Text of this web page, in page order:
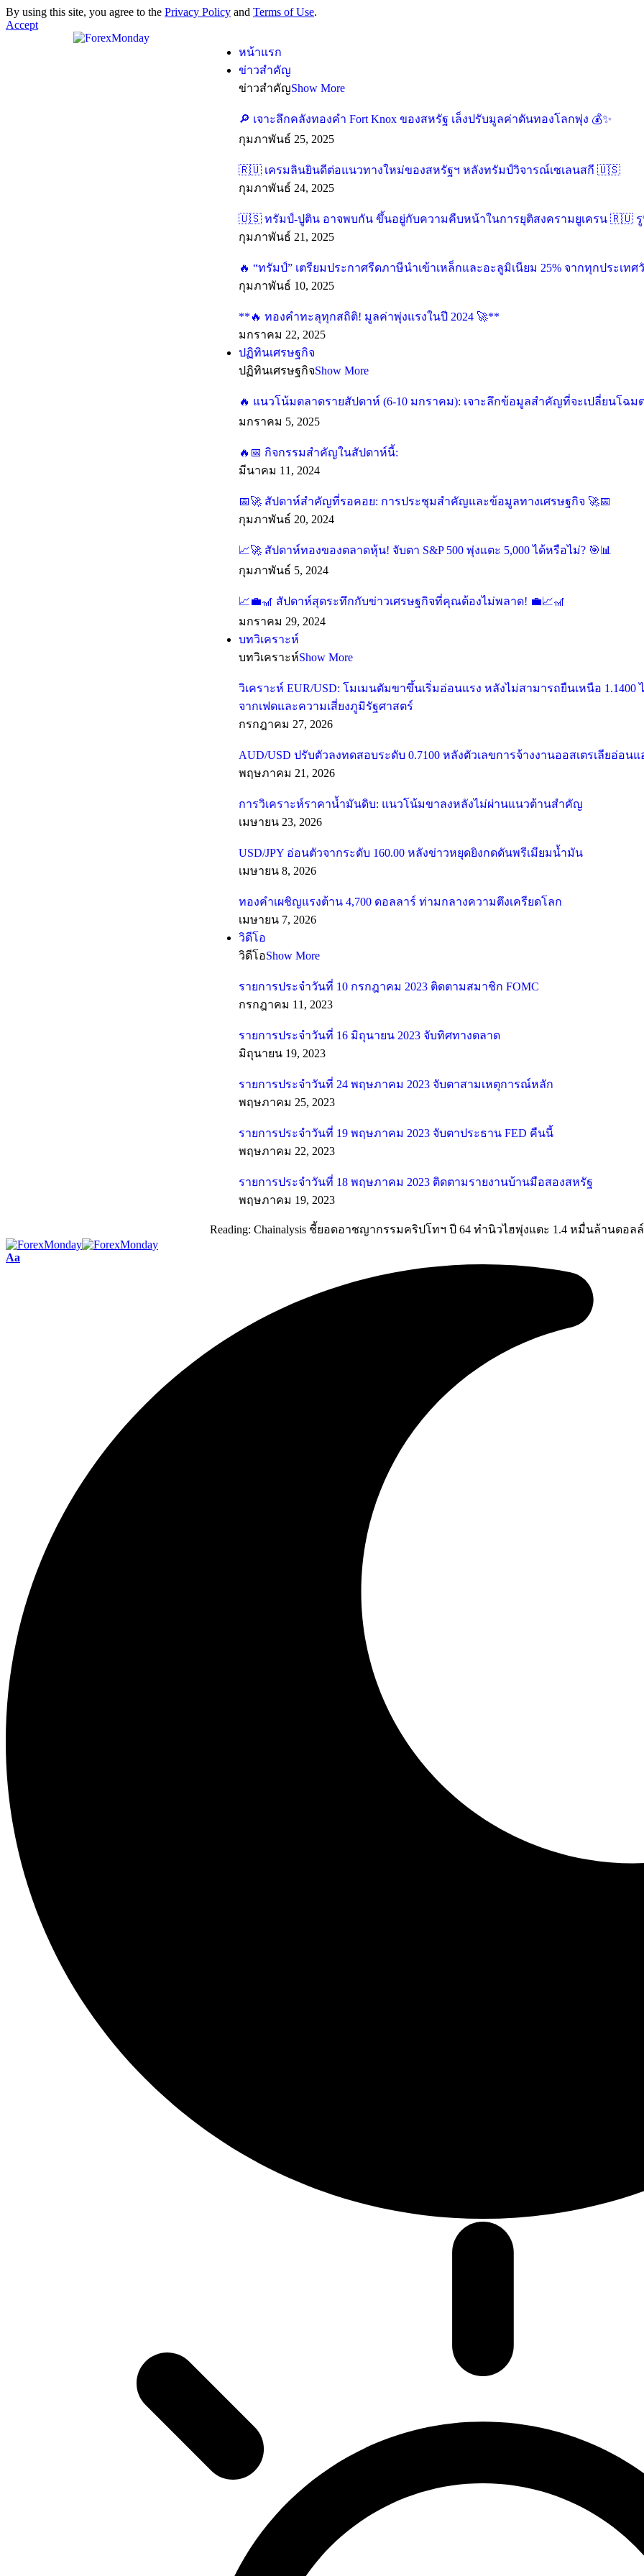
By using this site, you agree to the Privacy Policy and Terms of Use.
Accept
หน้าแรก
ข่าวสำคัญ
ข่าวสำคัญShow More
🔎 เจาะลึกคลังทองคำ Fort Knox ของสหรัฐ เล็งปรับมูลค่าดันทองโลกพุ่ง 💰✨
กุมภาพันธ์ 25, 2025
🇷🇺 เครมลินยินดีต่อแนวทางใหม่ของสหรัฐฯ หลังทรัมป์วิจารณ์เซเลนสกี 🇺🇸
กุมภาพันธ์ 24, 2025
🇺🇸 ทรัมป์-ปูติน อาจพบกัน ขึ้นอยู่กับความคืบหน้าในการยุติสงครามยูเครน 🇷🇺 รู
กุมภาพันธ์ 21, 2025
🔥 “ทรัมป์” เตรียมประกาศรีดภาษีนำเข้าเหล็กและอะลูมิเนียม 25% จากทุกประเท
กุมภาพันธ์ 10, 2025
**🔥 ทองคำทะลุทุกสถิติ! มูลค่าพุ่งแรงในปี 2024 🚀**
มกราคม 22, 2025
ปฏิทินเศรษฐกิจ
ปฏิทินเศรษฐกิจShow More
🔥 แนวโน้มตลาดรายสัปดาห์ (6-10 มกราคม): เจาะลึกข้อมูลสำคัญที่จะเปลี่ยนโฉม
มกราคม 5, 2025
🔥📅 กิจกรรมสำคัญในสัปดาห์นี้:
มีนาคม 11, 2024
📅🚀 สัปดาห์สำคัญที่รอคอย: การประชุมสำคัญและข้อมูลทางเศรษฐกิจ 🚀📅
กุมภาพันธ์ 20, 2024
📈🚀 สัปดาห์ทองของตลาดหุ้น! จับตา S&P 500 พุ่งแตะ 5,000 ได้หรือไม่? 🎯📊
กุมภาพันธ์ 5, 2024
📈💼🎢 สัปดาห์สุดระทึกกับข่าวเศรษฐกิจที่คุณต้องไม่พลาด! 💼📈🎢
มกราคม 29, 2024
บทวิเคราะห์
บทวิเคราะห์Show More
วิเคราะห์ EUR/USD: โมเมนตัมขาขึ้นเริ่มอ่อนแรง หลังไม่สามารถยืนเหนือ 1.1400
จากเฟดและความเสี่ยงภูมิรัฐศาสตร์
กรกฎาคม 27, 2026
AUD/USD ปรับตัวลงทดสอบระดับ 0.7100 หลังตัวเลขการจ้างงานออสเตรเลียอ่อน
พฤษภาคม 21, 2026
การวิเคราะห์ราคาน้ำมันดิบ: แนวโน้มขาลงหลังไม่ผ่านแนวต้านสำคัญ
เมษายน 23, 2026
USD/JPY อ่อนตัวจากระดับ 160.00 หลังข่าวหยุดยิงกดดันพรีเมียมน้ำมัน
เมษายน 8, 2026
ทองคำเผชิญแรงต้าน 4,700 ดอลลาร์ ท่ามกลางความตึงเครียดโลก
เมษายน 7, 2026
วิดีโอ
วิดีโอShow More
รายการประจำวันที่ 10 กรกฎาคม 2023 ติดตามสมาชิก FOMC
กรกฎาคม 11, 2023
รายการประจำวันที่ 16 มิถุนายน 2023 จับทิศทางตลาด
มิถุนายน 19, 2023
รายการประจำวันที่ 24 พฤษภาคม 2023 จับตาสามเหตุการณ์หลัก
พฤษภาคม 25, 2023
รายการประจำวันที่ 19 พฤษภาคม 2023 จับตาประธาน FED คืนนี้
พฤษภาคม 22, 2023
รายการประจำวันที่ 18 พฤษภาคม 2023 ติดตามรายงานบ้านมือสองสหรัฐ
พฤษภาคม 19, 2023
Reading: Chainalysis ชี้ยอดอาชญากรรมคริปโทฯ ปี 64 ทำนิวไฮพุ่งแตะ 1.4 หมื่นล้านดอลล์
Aa